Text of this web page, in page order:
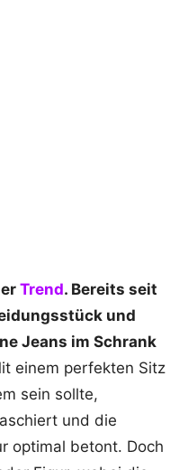
Trend. Bereits seit
und
Jeans im Schrank
einem perfekten Sitz
sein sollte,
und die
optimal betont. Doch